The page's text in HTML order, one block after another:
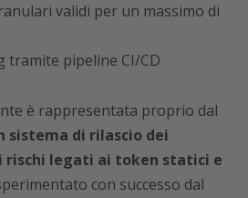
validi per un massimo di
tramite pipeline CI/CD
è rappresentata proprio dal
sistema di rilascio dei
rischi legati ai token statici e
con successo dal